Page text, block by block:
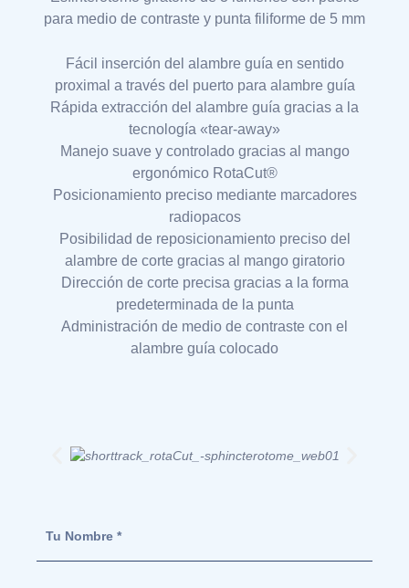
para medio de contraste y punta filiforme de 5 mm
Fácil inserción del alambre guía en sentido
proximal a través del puerto para alambre guía
Rápida extracción del alambre guía gracias a la
tecnología «tear-away»
Manejo suave y controlado gracias al mango
ergonómico RotaCut®
Posicionamiento preciso mediante marcadores
radiopacos
Posibilidad de reposicionamiento preciso del
alambre de corte gracias al mango giratorio
Dirección de corte precisa gracias a la forma
predeterminada de la punta
Administración de medio de contraste con el
alambre guía colocado